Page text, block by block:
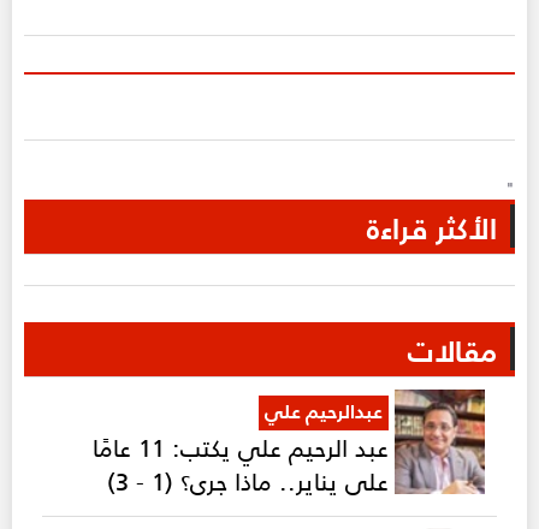
"
الأكثر قراءة
مقالات
عبدالرحيم علي
عبد الرحيم علي يكتب: 11 عامًا
على يناير.. ماذا جرى؟ (1 - 3)